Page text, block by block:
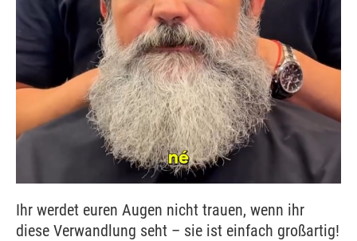
Ihr werdet euren Augen nicht trauen, wenn ihr
diese Verwandlung seht – sie ist einfach großartig!